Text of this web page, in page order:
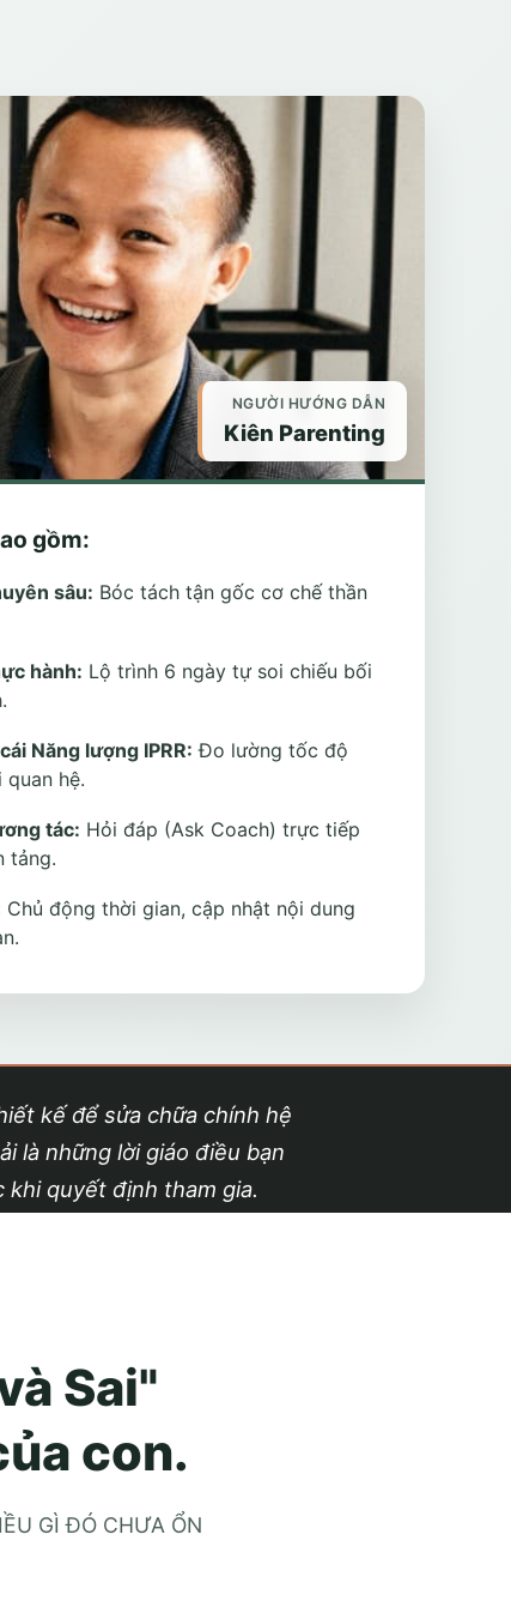
NGƯỜI HƯỚNG DẪN
Kiên Parenting
gồm:
sâu: Bóc tách tận gốc cơ chế thần
hành: Lộ trình 6 ngày tự soi chiếu bối
Năng lượng IPRR: Đo lường tốc độ
quan hệ.
tác: Hỏi đáp (Ask Coach) trực tiếp
tảng.
Chủ động thời gian, cập nhật nội dung
kế để sửa chữa chính hệ
là những lời giáo điều bạn
quyết định tham gia.
Sai"
con.
GÌ ĐÓ CHƯA ỔN